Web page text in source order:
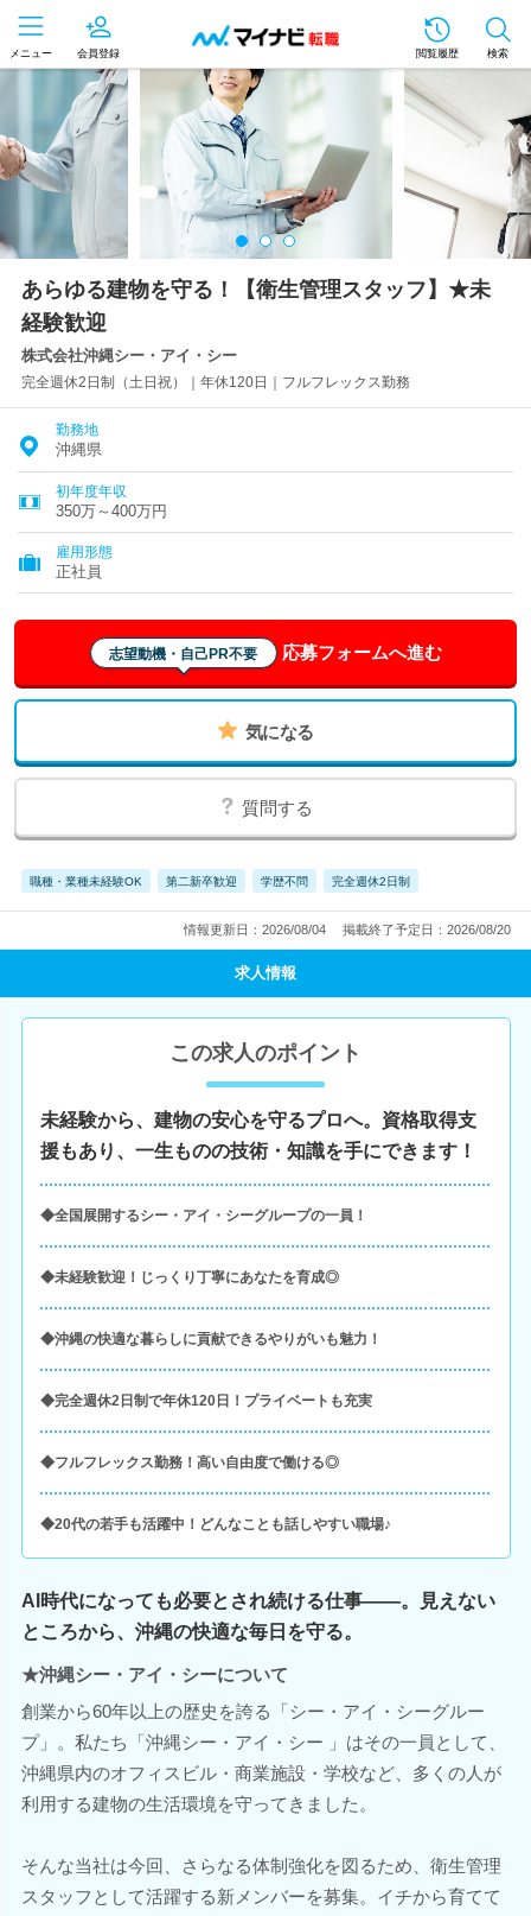
メニュー 会員登録 閲覧履歴 検索
あらゆる建物を守る！【衛生管理スタッフ】★未
経験歓迎
株式会社沖縄シー・アイ・シー
完全週休2日制（土日祝）｜年休120日｜フルフレックス勤務
勤務地
沖縄県
初年度年収
350万～400万円
雇用形態
正社員
志望動機・自己PR不要 応募フォームへ進む
気になる
質問する
職種・業種未経験OK 第二新卒歓迎 学歴不問 完全週休2日制
情報更新日：2026/08/04 掲載終了予定日：2026/08/20
求人情報
この求人のポイント
未経験から、建物の安心を守るプロへ。資格取得支
援もあり、一生ものの技術・知識を手にできます！
◆全国展開するシー・アイ・シーグループの一員！
◆未経験歓迎！じっくり丁寧にあなたを育成◎
◆沖縄の快適な暮らしに貢献できるやりがいも魅力！
◆完全週休2日制で年休120日！プライベートも充実
◆フルフレックス勤務！高い自由度で働ける◎
◆20代の若手も活躍中！どんなことも話しやすい職場♪
AI時代になっても必要とされ続ける仕事――。見えない
ところから、沖縄の快適な毎日を守る。
★沖縄シー・アイ・シーについて
創業から60年以上の歴史を誇る「シー・アイ・シーグルー
プ」。私たち「沖縄シー・アイ・シー 」はその一員として、
沖縄県内のオフィスビル・商業施設・学校など、多くの人が
利用する建物の生活環境を守ってきました。
そんな当社は今回、さらなる体制強化を図るため、衛生管理
スタッフとして活躍する新メンバーを募集。イチから育てて